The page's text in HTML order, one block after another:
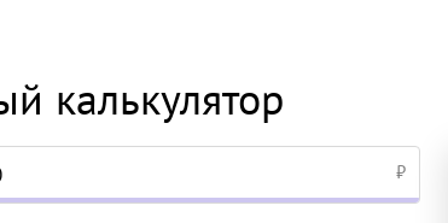
калькулятор
₽